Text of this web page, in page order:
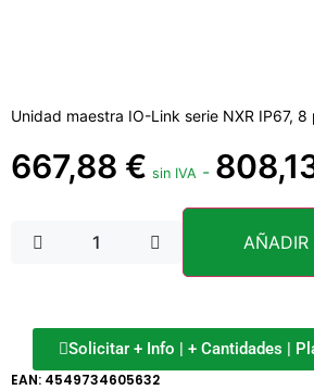
Unidad maestra IO-Link serie NXR IP67,
667,88 € sin IVA -
AÑADIR
Solicitar + Info | + Cantidades |
EAN: 4549734605632